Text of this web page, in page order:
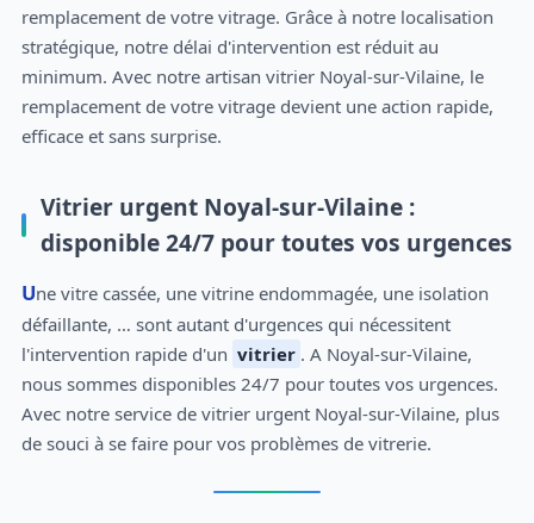
remplacement de votre vitrage. Grâce à notre localisation
stratégique, notre délai d'intervention est réduit au
minimum. Avec notre artisan vitrier Noyal-sur-Vilaine, le
remplacement de votre vitrage devient une action rapide,
efficace et sans surprise.
Vitrier urgent Noyal-sur-Vilaine :
disponible 24/7 pour toutes vos urgences
Une vitre cassée, une vitrine endommagée, une isolation
défaillante, … sont autant d'urgences qui nécessitent
l'intervention rapide d'un vitrier . A Noyal-sur-Vilaine,
nous sommes disponibles 24/7 pour toutes vos urgences.
Avec notre service de vitrier urgent Noyal-sur-Vilaine, plus
de souci à se faire pour vos problèmes de vitrerie.